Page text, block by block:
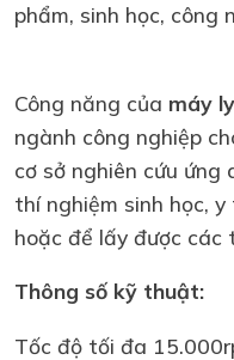
phẩm, sinh học,
Công năng của máy
ngành công nghiệp
cơ sở nghiên cứu ứng
thí nghiệm sinh học,
hoặc để lấy được
Thông số kỹ thuật:
Tốc độ tối đa